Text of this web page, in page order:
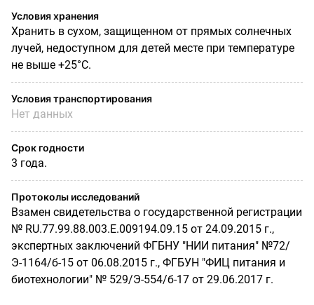
Условия хранения
Хранить в сухом, защищенном от прямых солнечных
лучей, недоступном для детей месте при температуре
не выше +25°С.
Условия транспортирования
Нет данных
Срок годности
3 года.
Протоколы исследований
Взамен свидетельства о государственной регистрации
№ RU.77.99.88.003.Е.009194.09.15 от 24.09.2015 г.,
экспертных заключений ФГБНУ "НИИ питания" №72/
Э-1164/б-15 от 06.08.2015 г., ФГБУН "ФИЦ питания и
биотехнологии" № 529/Э-554/б-17 от 29.06.2017 г.